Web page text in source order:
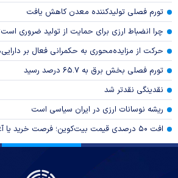
تورم فصلی تولیدکننده معدن کاهش یافت
چرا انضباط ارزی برای حمایت از تولید ضروری
حرکت از مزایده‌محوری به حکمرانی فعال بر
تورم فصلی بخش برق به ۶۵.۷ درصد رسید
نقدینگی نقدتر شد
ریشه نوسانات ارزی در ایران سیاسی است
افت ۵۰ درصدی قیمت بیت‌کوین؛ فرصت خرید یا آغاز دوره نزولی؟